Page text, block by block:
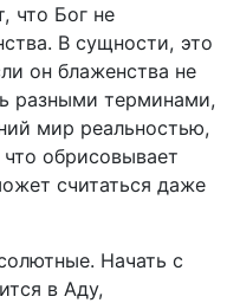
что Бог не
В сущности, это
он блаженства не
разными терминами,
мир реальностью,
обрисовывает
считаться даже
Начать с
в Аду,